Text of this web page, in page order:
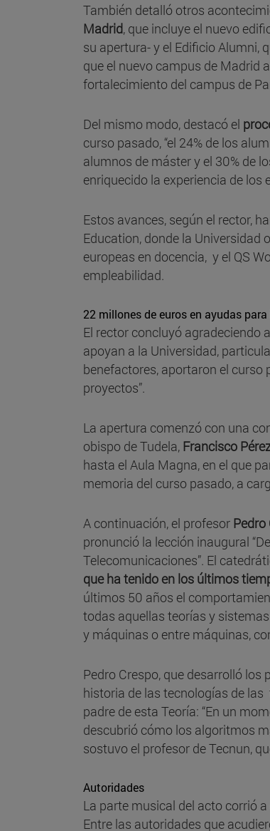
También detalló otros
Madrid, que incluye el nuevo
su apertura- y el Edificio Alumni,
que el nuevo campus de Madrid
fortalecimiento del campus de
Del mismo modo, destacó el
curso pasado, “el 24% de los
alumnos de máster y el 30% de
enriquecido la experiencia de los
Estos avances, según el rector,
Education, donde la Universidad
europeas en docencia, y el QS
empleabilidad.
22 millones de euros en ayudas
El rector concluyó agradeciendo
apoyan a la Universidad,
benefactores, aportaron el curso
proyectos”.
La apertura comenzó con una
obispo de Tudela, Francisco
hasta el Aula Magna, en el que
memoria del curso pasado, a
A continuación, el profesor Pedro
pronunció la lección inaugural
Telecomunicaciones”. El
que ha tenido en los últimos
últimos 50 años el
todas aquellas teorías y
y máquinas o entre máquinas,
Pedro Crespo, que desarrolló los
historia de las tecnologías de
padre de esta Teoría: “En un
descubrió cómo los algoritmos
sostuvo el profesor de Tecnun,
Autoridades
La parte musical del acto corrió
Entre las autoridades que